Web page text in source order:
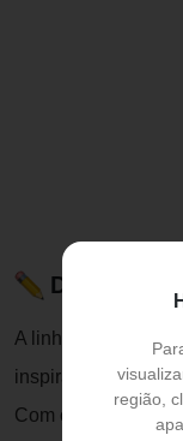
região,
Descrição
A linha de batons
inspirada nos
Com cores quentes